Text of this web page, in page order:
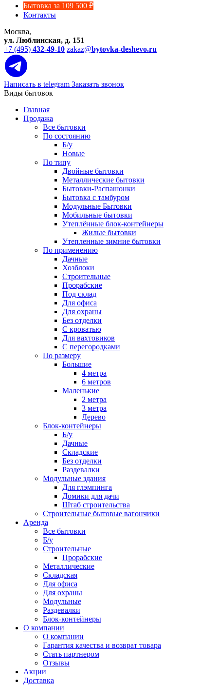
Бытовка за 109 500 ₽
Контакты
Москва,
ул. Люблинская, д. 151
+7 (495) 432-49-10 zakaz@bytovka-deshevo.ru
Написать в telegram Заказать звонок
Виды бытовок
Главная
Продажа
Все бытовки
По состоянию
Б/у
Новые
По типу
Двойные бытовки
Металлические бытовки
Бытовки-Распашонки
Бытовка с тамбуром
Модульные Бытовки
Мобильные бытовки
Утеплённые блок-контейнеры
Жилые бытовки
Утепленные зимние бытовки
По применению
Дачные
Хозблоки
Строительные
Прорабские
Под склад
Для офиса
Для охраны
Без отделки
С кроватью
Для вахтовиков
С перегородками
По размеру
Большие
4 метра
6 метров
Маленькие
2 метра
3 метра
Дерево
Блок-контейнеры
Б/у
Дачные
Складские
Без отделки
Раздевалки
Модульные здания
Для глэмпинга
Домики для дачи
Штаб строительства
Строительные бытовые вагончики
Аренда
Все бытовки
Б/у
Строительные
Прорабские
Металлические
Складская
Для офиса
Для охраны
Модульные
Раздевалки
Блок-контейнеры
О компании
О компании
Гарантия качества и возврат товара
Стать партнером
Отзывы
Акции
Доставка